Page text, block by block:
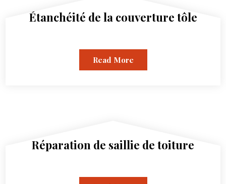
Étanchéité de la couverture tôle
Read More
Réparation de saillie de toiture